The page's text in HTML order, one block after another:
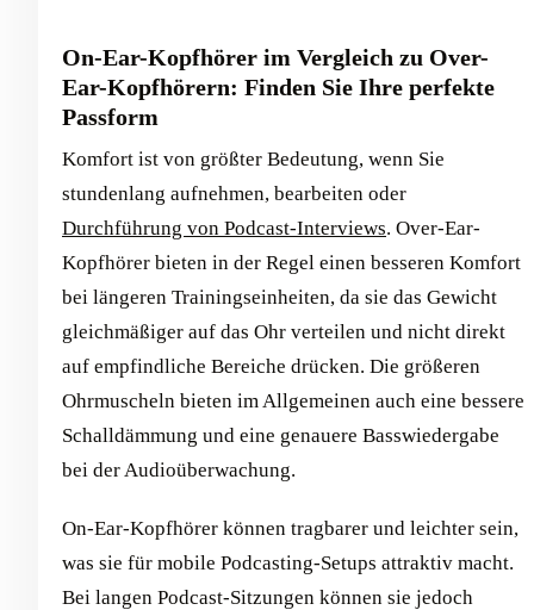
On-Ear-Kopfhörer im Vergleich zu Over-
Ear-Kopfhörern: Finden Sie Ihre perfekte
Passform
Komfort ist von größter Bedeutung, wenn Sie
stundenlang aufnehmen, bearbeiten oder
Durchführung von Podcast-Interviews. Over-Ear-
Kopfhörer bieten in der Regel einen besseren Komfort
bei längeren Trainingseinheiten, da sie das Gewicht
gleichmäßiger auf das Ohr verteilen und nicht direkt
auf empfindliche Bereiche drücken. Die größeren
Ohrmuscheln bieten im Allgemeinen auch eine bessere
Schalldämmung und eine genauere Basswiedergabe
bei der Audioüberwachung.
On-Ear-Kopfhörer können tragbarer und leichter sein,
was sie für mobile Podcasting-Setups attraktiv macht.
Bei langen Podcast-Sitzungen können sie jedoch